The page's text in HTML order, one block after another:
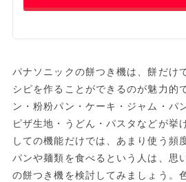
パナソニックの餅つき機は、餅だけ
シピを作ることができるのが魅力的
ン・粉粉パン・ケーキ・ジャム・パ
ピザ生地・うどん・パスタなどが挙
しての機能だけでは、あまり使う頻
パンや麺類を食べるという人は、思
の餅つき機を検討してみましょう。